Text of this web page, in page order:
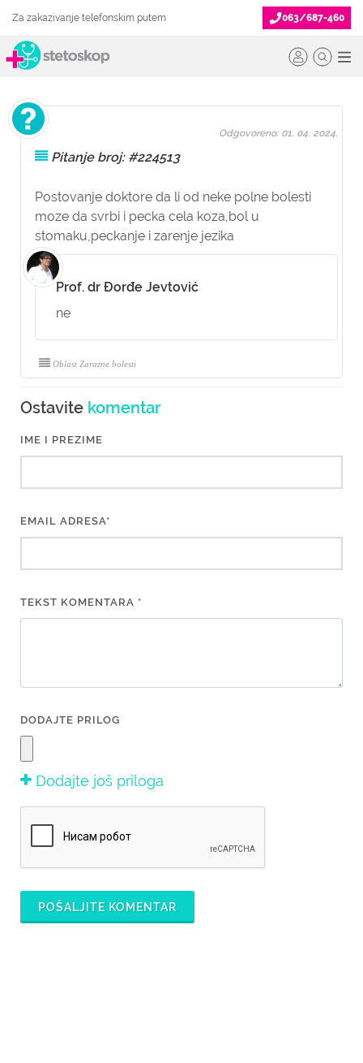
Za zakazivanje telefonskim putem 063/687-460
Pitanje broj: #224513
Postovanje doktore da li od neke polne bolesti
moze da svrbi i pecka cela koza,bol u
stomaku,peckanje i zarenje jezika
Odgovoreno: 01. 04. 2024.
Prof. dr Đorđe Jevtović
ne
Oblast Zarazne bolesti
Ostavite komentar
IME I PREZIME
EMAIL ADRESA*
TEKST KOMENTARA *
DODAJTE PRILOG
Dodajte još priloga
POŠALJITE KOMENTAR